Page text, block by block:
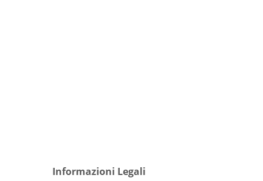
Informazioni Legali